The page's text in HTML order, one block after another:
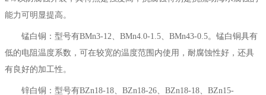
能力可明显提高。
锰白铜：型号有BMn3-12、BMn4.0-1.5、BMn43-0.5。锰白铜具有
低的电阻温度系数，可在较宽的温度范围内使用，耐腐蚀性好，还具
有良好的加工性。
锌白铜：型号有BZn18-18、BZn18-26、BZn18-18、BZn15-